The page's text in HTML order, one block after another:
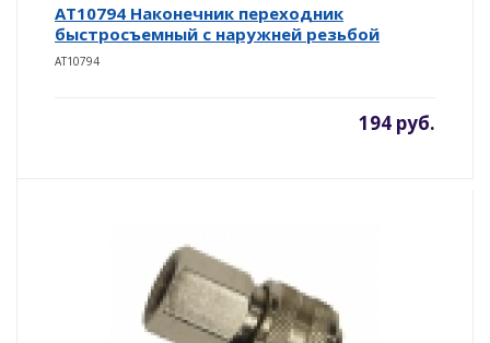
AT10794 Наконечник переходник
быстросъемный с наружней резьбой
AT10794
194 руб.